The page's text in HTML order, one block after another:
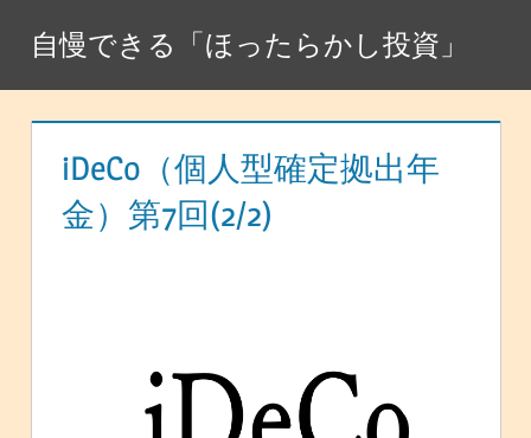
テ
自慢できる「ほったらかし投資」
iDeCo（個人型確定拠出年
金）第7回(2/2)